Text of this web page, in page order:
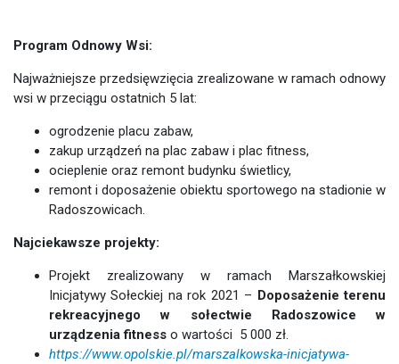
Program Odnowy Wsi:
Najważniejsze przedsięwzięcia zrealizowane w ramach odnowy
wsi w przeciągu ostatnich 5 lat:
ogrodzenie placu zabaw,
zakup urządzeń na plac zabaw i plac fitness,
ocieplenie oraz remont budynku świetlicy,
remont i doposażenie obiektu sportowego na stadionie w
Radoszowicach.
Najciekawsze projekty:
Projekt zrealizowany w ramach Marszałkowskiej
Inicjatywy Sołeckiej na rok 2021 – Doposażenie terenu
rekreacyjnego w sołectwie Radoszowice w
urządzenia fitness o wartości 5 000 zł.
https://www.opolskie.pl/marszalkowska-inicjatywa-